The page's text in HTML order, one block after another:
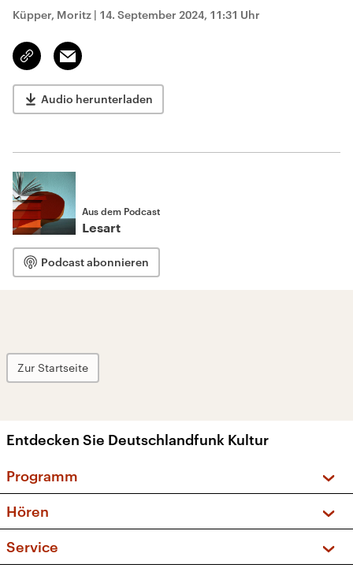
Küpper, Moritz | 14. September 2024, 11:31 Uhr
Link
kopieren/teilen
Email
Audio herunterladen
Aus dem Podcast
Lesart
Podcast abonnieren
Zur Startseite
Entdecken Sie Deutschlandfunk Kultur
Programm
Sendungen und Podcasts
Musikliste
Hören
Service